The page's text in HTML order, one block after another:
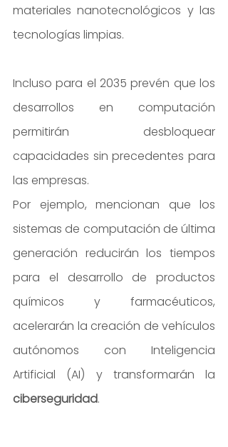
materiales nanotecnológicos y las
tecnologías limpias.
Incluso para el 2035 prevén que los
desarrollos en computación
permitirán desbloquear
capacidades sin precedentes para
las empresas.
Por ejemplo, mencionan que los
sistemas de computación de última
generación reducirán los tiempos
para el desarrollo de productos
químicos y farmacéuticos,
acelerarán la creación de vehículos
autónomos con Inteligencia
ciberseguridad.